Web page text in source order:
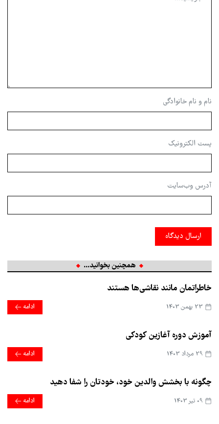
نام و نام خانوادگی
پست الکترونیک
آدرس وب‌سایت
ارسال دیدگاه
همچنین بخوانید...
خاطراتمان مانند نقاشی‌ها هستند
ادامه
آموزش دوره آغازین کودکی
ادامه
چگونه با بخشش والدین خود، خودتان را شفا دهید
ادامه